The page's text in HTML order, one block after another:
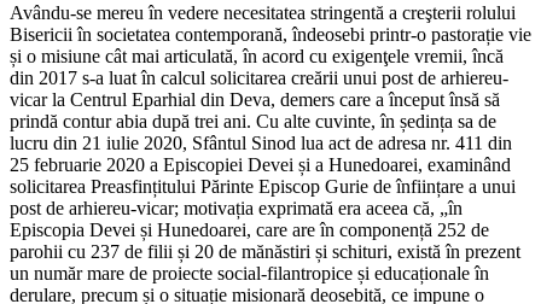
Avându-se mereu în vedere necesitatea stringentă a creşterii rolului
Bisericii în societatea contemporană, îndeosebi printr-o pastorație vie
și o misiune cât mai articulată, în acord cu exigenţele vremii, încă
din 2017 s-a luat în calcul solicitarea creării unui post de arhiereu-
vicar la Centrul Eparhial din Deva, demers care a început însă să
prindă contur abia după trei ani. Cu alte cuvinte, în ședința sa de
lucru din 21 iulie 2020, Sfântul Sinod lua act de adresa nr. 411 din
25 februarie 2020 a Episcopiei Devei și a Hunedoarei, examinând
solicitarea Preasfințitului Părinte Episcop Gurie de înființare a unui
post de arhiereu-vicar; motivația exprimată era aceea că, „în
Episcopia Devei și Hunedoarei, care are în componență 252 de
parohii cu 237 de filii și 20 de mănăstiri și schituri, există în prezent
un număr mare de proiecte social-filantropice și educaționale în
derulare, precum și o situație misionară deosebită, ce impune o